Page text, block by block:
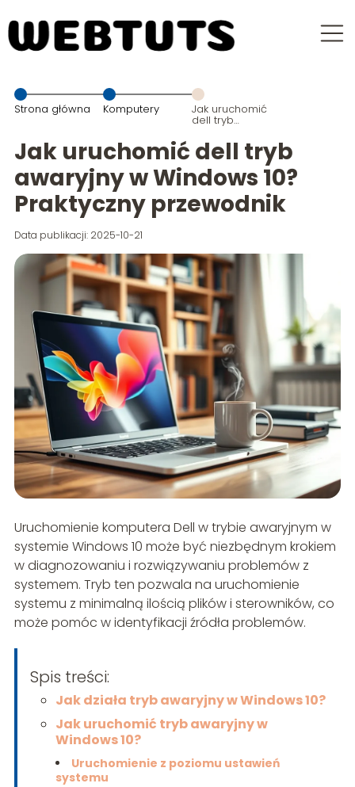
Strona główna Komputery Jak uruchomić
dell tryb
Windows 10?
Praktyczny
Jak uruchomić dell tryb
awaryjny w Windows 10?
Praktyczny przewodnik
Data publikacji: 2025-10-21
Uruchomienie komputera Dell w trybie awaryjnym w
systemie Windows 10 może być niezbędnym krokiem
w diagnozowaniu i rozwiązywaniu problemów z
systemem. Tryb ten pozwala na uruchomienie
systemu z minimalną ilością plików i sterowników, co
może pomóc w identyfikacji źródła problemów.
Spis treści:
Jak działa tryb awaryjny w Windows 10?
Jak uruchomić tryb awaryjny w
Windows 10?
Uruchomienie z poziomu ustawień
systemu